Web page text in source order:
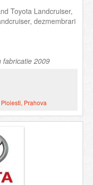
Toyota Landcruiser,
dezmembrari
fabricatie 2009
Prahova